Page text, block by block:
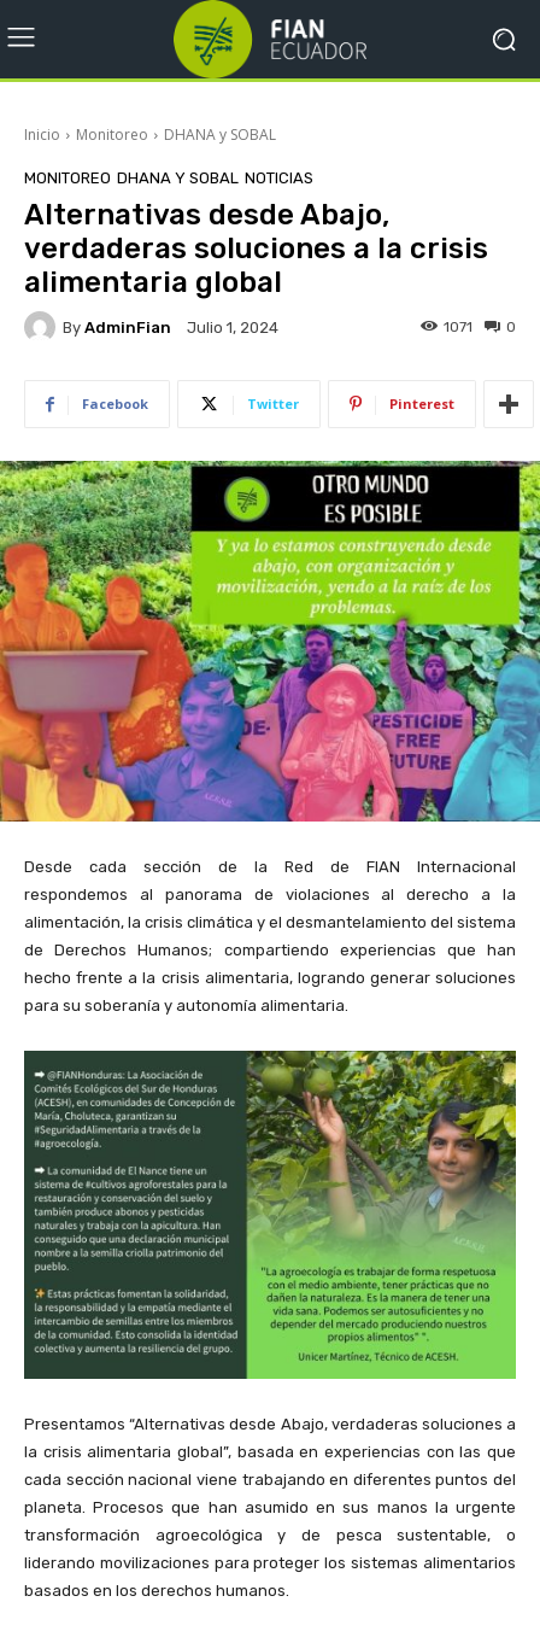
Inicio Monitoreo DHANA y SOBAL
MONITOREO DHANA Y SOBAL NOTICIAS
Alternativas desde Abajo,
verdaderas soluciones a la crisis
alimentaria global
By AdminFian Julio 1, 2024 0
1071
Facebook Twitter Pinterest
Desde cada sección de la Red de FIAN Internacional
respondemos al panorama de violaciones al derecho a la
alimentación, la crisis climática y el desmantelamiento del sistema
de Derechos Humanos; compartiendo experiencias que han
hecho frente a la crisis alimentaria, logrando generar soluciones
para su soberanía y autonomía alimentaria.
Presentamos “Alternativas desde Abajo, verdaderas soluciones a
la crisis alimentaria global”, basada en experiencias con las que
cada sección nacional viene trabajando en diferentes puntos del
planeta. Procesos que han asumido en sus manos la urgente
transformación agroecológica y de pesca sustentable, o
liderando movilizaciones para proteger los sistemas alimentarios
basados en los derechos humanos.